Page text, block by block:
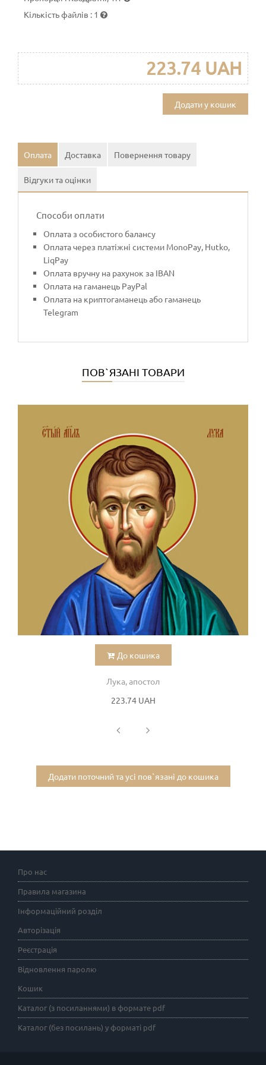
Кількість файлів : 1
223.74 UAH
Додати у кошик
Оплата Доставка Повернення товару
Відгуки та оцінки
Способи оплати
Оплата з особистого балансу
Оплата через платіжні системи MonoPay, Hutko,
LiqPay
Оплата вручну на рахунок за IBAN
Оплата на гаманець PayPal
Оплата на криптогаманець або гаманець
Telegram
ПОВ`ЯЗАНІ ТОВАРИ
До кошика
Лука, апостол
223.74 UAH
Додати поточний та усі пов`язані до кошика
Про нас
Правила магазина
Інформаційний розділ
Авторізація
Реєстрація
Відновлення паролю
Кошик
Каталог (з посиланнями) в формате pdf
Каталог (без посилань) у форматі pdf